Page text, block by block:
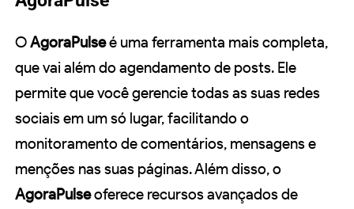
OAgoraPulseé uma ferramenta mais completa,
que vai além do agendamento de posts. Ele
permite que você gerencie todas as suas redes
sociais em um só lugar, facilitando o
monitoramento de comentários, mensagens e
menções nas suas páginas. Além disso, o
AgoraPulseoferece recursos avançados de